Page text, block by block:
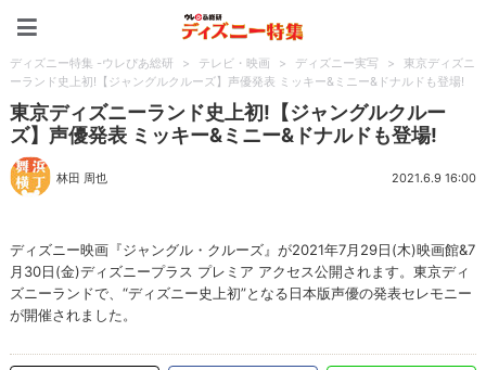
ディズニー特集 -ウレぴあ総研 > テレビ・映画 > ディズニー実写 >
東京ディズニ
ーランド史上初!【ジャングルクルーズ】声優発表 ミッキー&ミニー&ドナルドも登場!
東京ディズニーランド史上初!【ジャングルクルー
ズ】声優発表 ミッキー&ミニー&ドナルドも登場!
林田 周也 2021.6.9 16:00
ディズニー映画『ジャングル・クルーズ』が2021年7月29日(木)映画館&7
月30日(金)ディズニープラス プレミア アクセス公開されます。東京ディ
ズニーランドで、“ディズニー史上初”となる日本版声優の発表セレモニー
が開催されました。